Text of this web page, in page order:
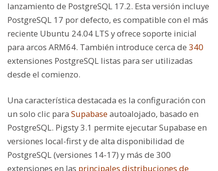
lanzamiento de PostgreSQL 17.2. Esta versión incluye
PostgreSQL 17 por defecto, es compatible con el más
reciente Ubuntu 24.04 LTS y ofrece soporte inicial
para arcos ARM64. También introduce cerca de 340
extensiones PostgreSQL listas para ser utilizadas
desde el comienzo.
Una característica destacada es la configuración con
un solo clic para Supabaseautoalojado, basado en
PostgreSQL. Pigsty 3.1 permite ejecutar Supabase en
versiones local-first y de alta disponibilidad de
PostgreSQL (versiones 14-17) y más de 300
extensiones en las principales distribuciones de